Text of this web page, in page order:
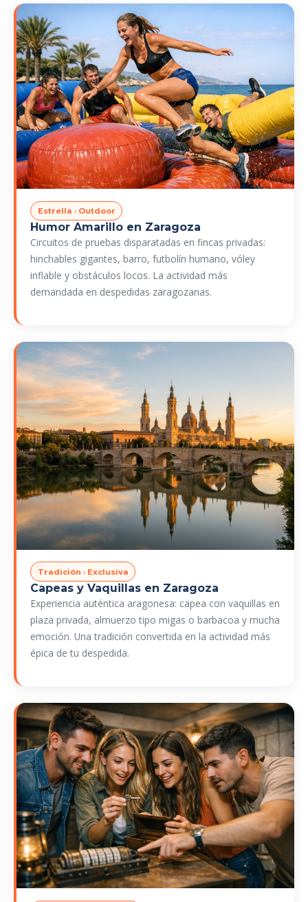
Estrella · Outdoor
Humor Amarillo en Zaragoza
Circuitos de pruebas disparatadas en fincas privadas:
hinchables gigantes, barro, futbolín humano, vóley
inflable y obstáculos locos. La actividad más
demandada en despedidas zaragozanas.
Tradición · Exclusiva
Capeas y Vaquillas en Zaragoza
Experiencia auténtica aragonesa: capea con vaquillas en
plaza privada, almuerzo tipo migas o barbacoa y mucha
emoción. Una tradición convertida en la actividad más
épica de tu despedida.